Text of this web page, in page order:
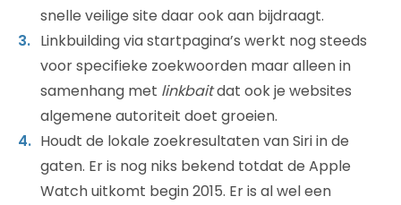
snelle veilige site daar ook aan bijdraagt.
Linkbuilding via startpagina’s werkt nog steeds
voor specifieke zoekwoorden maar alleen in
samenhang met linkbaitdat ook je websites
algemene autoriteit doet groeien.
Houdt de lokale zoekresultaten van Siri in de
gaten. Er is nog niks bekend totdat de Apple
Watch uitkomt begin 2015. Er is al wel een